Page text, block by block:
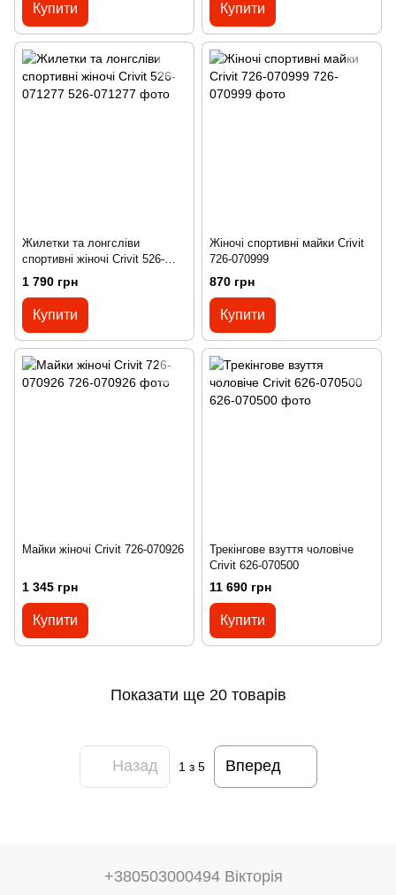
Купити Купити
Жилетки та лонгсліви
спортивні жіночі Crivit 526-
071277
1 790 грн
Купити
Жіночі спортивні майки Crivit
726-070999
870 грн
Купити
Майки жіночі Crivit 726-070926
1 345 грн
Купити
Трекінгове взуття чоловіче
Crivit 626-070500
11 690 грн
Купити
Показати ще 20 товарів
Назад 1 з 5 Вперед
+380503000494 Вікторія